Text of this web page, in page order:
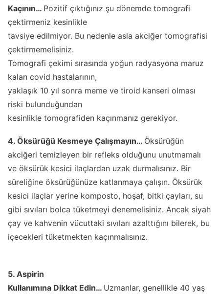
Kaçının… Pozitif çıktığınız şu dönemde tomografi
çektirmeniz kesinlikle
tavsiye edilmiyor. Bu nedenle asla akciğer tomografisi
çektirmemelisiniz.
Tomografi çekimi sırasında yoğun radyasyona maruz
kalan covid hastalarının,
yaklaşık 10 yıl sonra meme ve tiroid kanseri olması
riski bulunduğundan
kesinlikle tomografiden kaçınmanız gerekiyor.
4. Öksürüğü Kesmeye Çalışmayın… Öksürüğün
akciğeri temizleyen bir refleks olduğunu unutmamalı
ve öksürük kesici ilaçlardan uzak durmalısınız. Bir
süreliğine öksürüğünüze katlanmaya çalışın. Öksürük
kesici ilaçlar yerine komposto, hoşaf, bitki çayları, su
gibi sıvıları bolca tüketmeyi denemelisiniz. Ancak siyah
çay ve kahvenin vücuttaki sıvıları azalttığını bilerek, bu
içecekleri tüketmekten kaçınmalısınız.
5. Aspirin
Kullanımına Dikkat Edin… Uzmanlar, genellikle 40 yaş